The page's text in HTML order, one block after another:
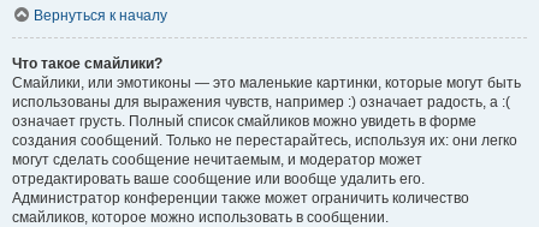
Вернуться к началу
Что такое смайлики?
Смайлики, или эмотиконы — это маленькие картинки, которые могут быть
использованы для выражения чувств, например :) означает радость, а :(
означает грусть. Полный список смайликов можно увидеть в форме
создания сообщений. Только не перестарайтесь, используя их: они легко
могут сделать сообщение нечитаемым, и модератор может
отредактировать ваше сообщение или вообще удалить его.
Администратор конференции также может ограничить количество
смайликов, которое можно использовать в сообщении.